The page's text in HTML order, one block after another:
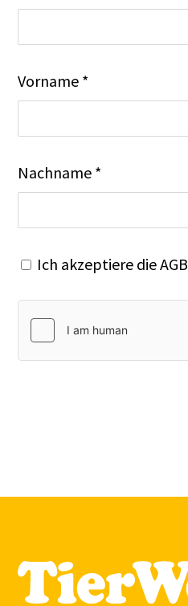
Vorname *
Nachname *
Ich akzeptiere dieAGB